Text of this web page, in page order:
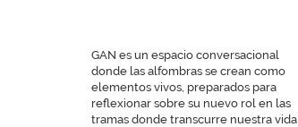
GAN es un espacio conversacional
donde las alfombras se crean como
elementos vivos, preparados para
reflexionar sobre su nuevo rol en las
tramas donde transcurre nuestra vida